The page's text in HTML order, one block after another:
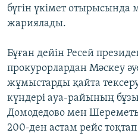
Русский
ЖАЗЫЛЫҢЫЗ
Басқа тілдерде
бүгін үкімет отырысында
жариялады.
Бұған дейін Ресей
прокурорлардан Мәскеу
жұмыстарды қайта
күндері ауа-райының
Домодедово мен
200-ден астам рейс